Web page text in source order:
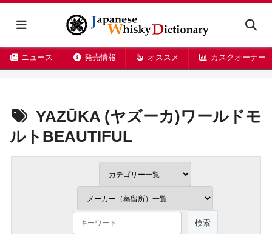
ニュース 発売情報 オススメ カスクオーナー
YAZŪKA (ヤズーカ)ワールドモ
ルトBEAUTIFUL